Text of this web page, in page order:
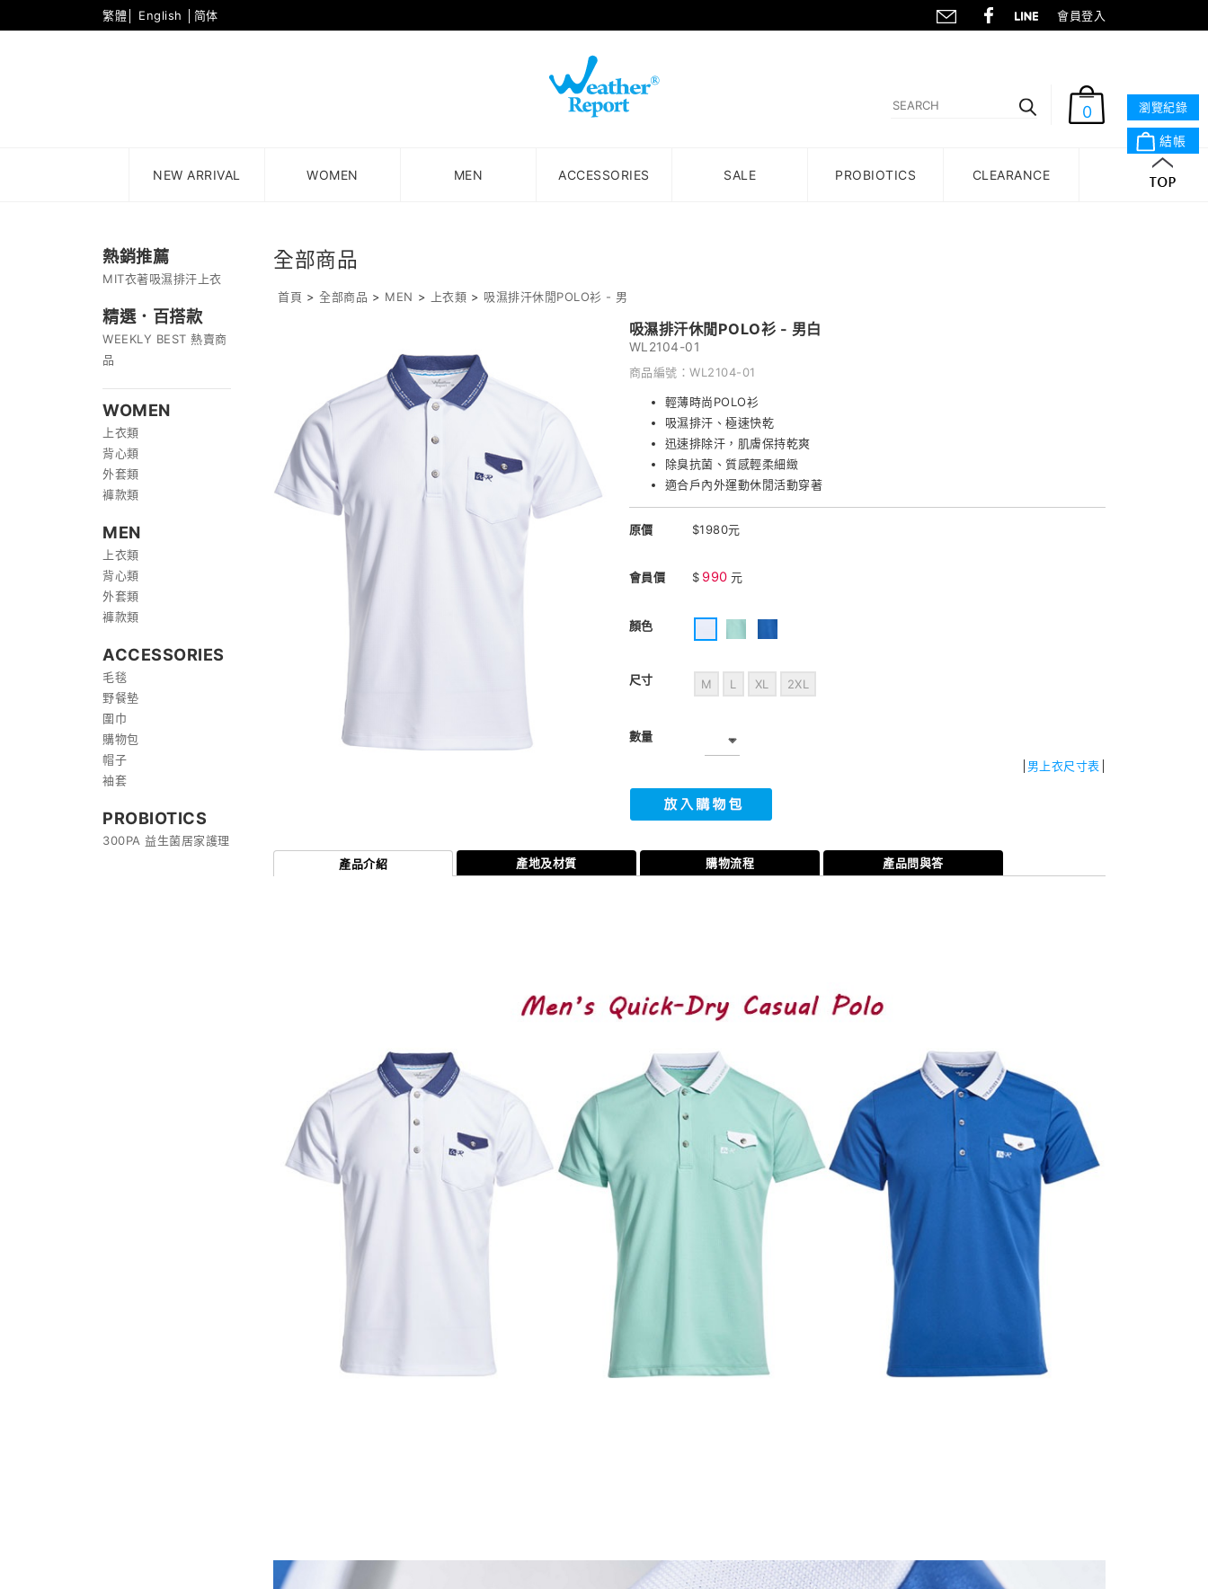
瀏覽紀錄
結帳
(0)
繁體 English 简体 會員登入
0
NEW ARRIVAL WOMEN MEN ACCESSORIES SALE PROBIOTICS CLEARANCE
熱銷推薦
MIT衣著吸濕排汗上衣
精選．百搭款
WEEKLY BEST 熱賣商
品
WOMEN
上衣類
背心類
外套類
褲款類
MEN
上衣類
背心類
外套類
褲款類
ACCESSORIES
毛毯
野餐墊
圍巾
購物包
帽子
袖套
PROBIOTICS
300PA 益生菌居家護理
全部商品
首頁 > 全部商品 > MEN > 上衣類 > 吸濕排汗休閒POLO衫 - 男
吸濕排汗休閒POLO衫 - 男白
WL2104-01
商品編號：WL2104-01
輕薄時尚POLO衫
吸濕排汗、極速快乾
迅速排除汗，肌膚保持乾爽
除臭抗菌、質感輕柔細緻
適合戶內外運動休閒活動穿著
原價 $1980元
會員價 $ 990 元
顏色
尺寸 M L XL 2XL
數量
男上衣尺寸表
產品介紹 產地及材質 購物流程 產品問與答